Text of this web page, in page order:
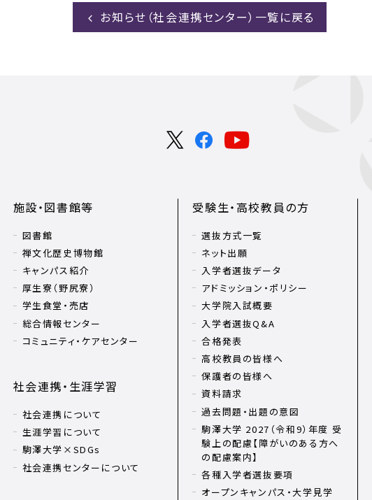
お知らせ（社会連携センター）一覧に戻る
施設・図書館等
図書館
禅文化歴史博物館
キャンパス紹介
厚生寮（野尻寮）
学生食堂・売店
総合情報センター
コミュニティ・ケアセンター
社会連携・生涯学習
社会連携について
生涯学習について
駒澤大学×SDGs
社会連携センターについて
受験生・高校教員の方
選抜方式一覧
ネット出願
入学者選抜データ
アドミッション・ポリシー
大学院入試概要
入学者選抜Q&A
合格発表
高校教員の皆様へ
保護者の皆様へ
資料請求
過去問題・出題の意図
駒澤大学 2027（令和9）年度 受
験上の配慮【障がいのある方へ
の配慮案内】
各種入学者選抜要項
オープンキャンパス・大学見学